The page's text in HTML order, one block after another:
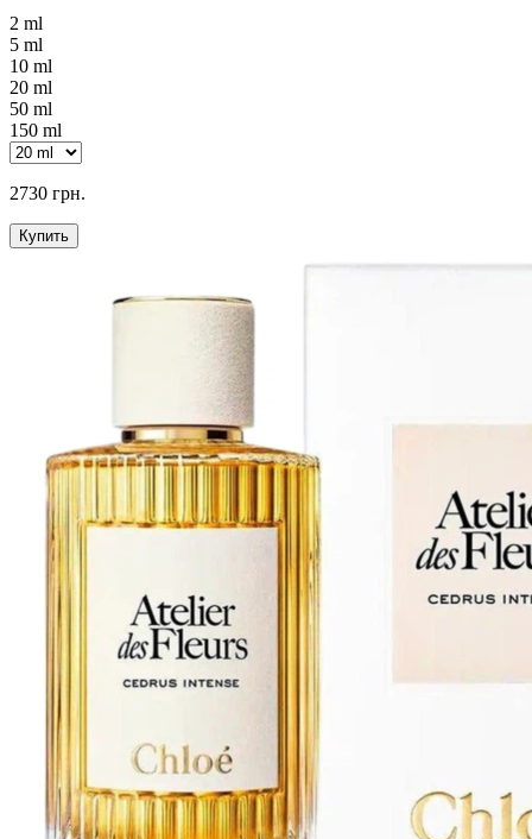
2 ml
5 ml
10 ml
20 ml
50 ml
150 ml
2730 грн.
Купить